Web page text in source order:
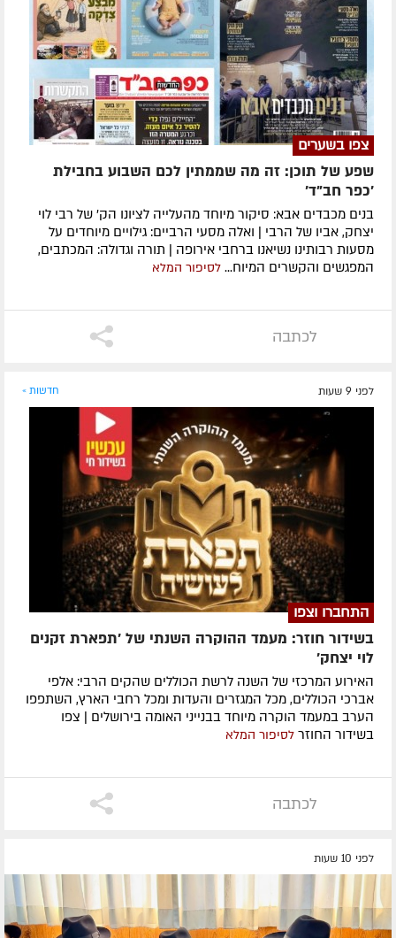
צפו בשערים
שפע של תוכן: זה מה שממתין לכם השבוע בחבילת
'כפר חב"ד'
בנים מכבדים אבא: סיקור מיוחד מהעלייה לציונו הק' של רבי לוי
יצחק, אביו של הרבי | ואלה מסעי הרביים: גילויים מיוחדים על
מסעות רבותינו נשיאנו ברחבי אירופה | תורה וגדולה: המכתבים,
המפגשים והקשרים המיוח... לסיפור המלא
לכתבה
לפני 9 שעות חדשות »
התחברו וצפו
בשידור חוזר: מעמד ההוקרה השנתי של 'תפארת זקנים
לוי יצחק'
האירוע המרכזי של השנה לרשת הכוללים שהקים הרבי: אלפי
אברכי הכוללים, מכל המגזרים והעדות ומכל רחבי הארץ, השתפפו
הערב במעמד הוקרה מיוחד בבנייני האומה בירושלים | צפו
בשידור החוזר לסיפור המלא
לכתבה
לפני 10 שעות